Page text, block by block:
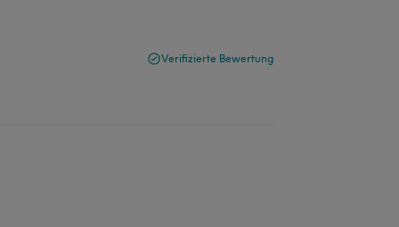
Verifizierte Bewertung